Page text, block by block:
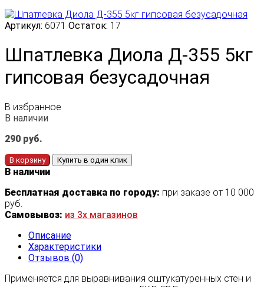
Артикул: 6071 Остаток: 17
Шпатлевка Диола Д-355 5кг
гипсовая безусадочная
В избранное
В наличии
290 руб.
В корзину Купить в один клик
В наличии
Бесплатная доставка по городу: при заказе от 10 000
руб.
Самовывоз: из 3х магазинов
Описание
Характеристики
Отзывов (0)
Применяется для выравнивания оштукатуренных стен и